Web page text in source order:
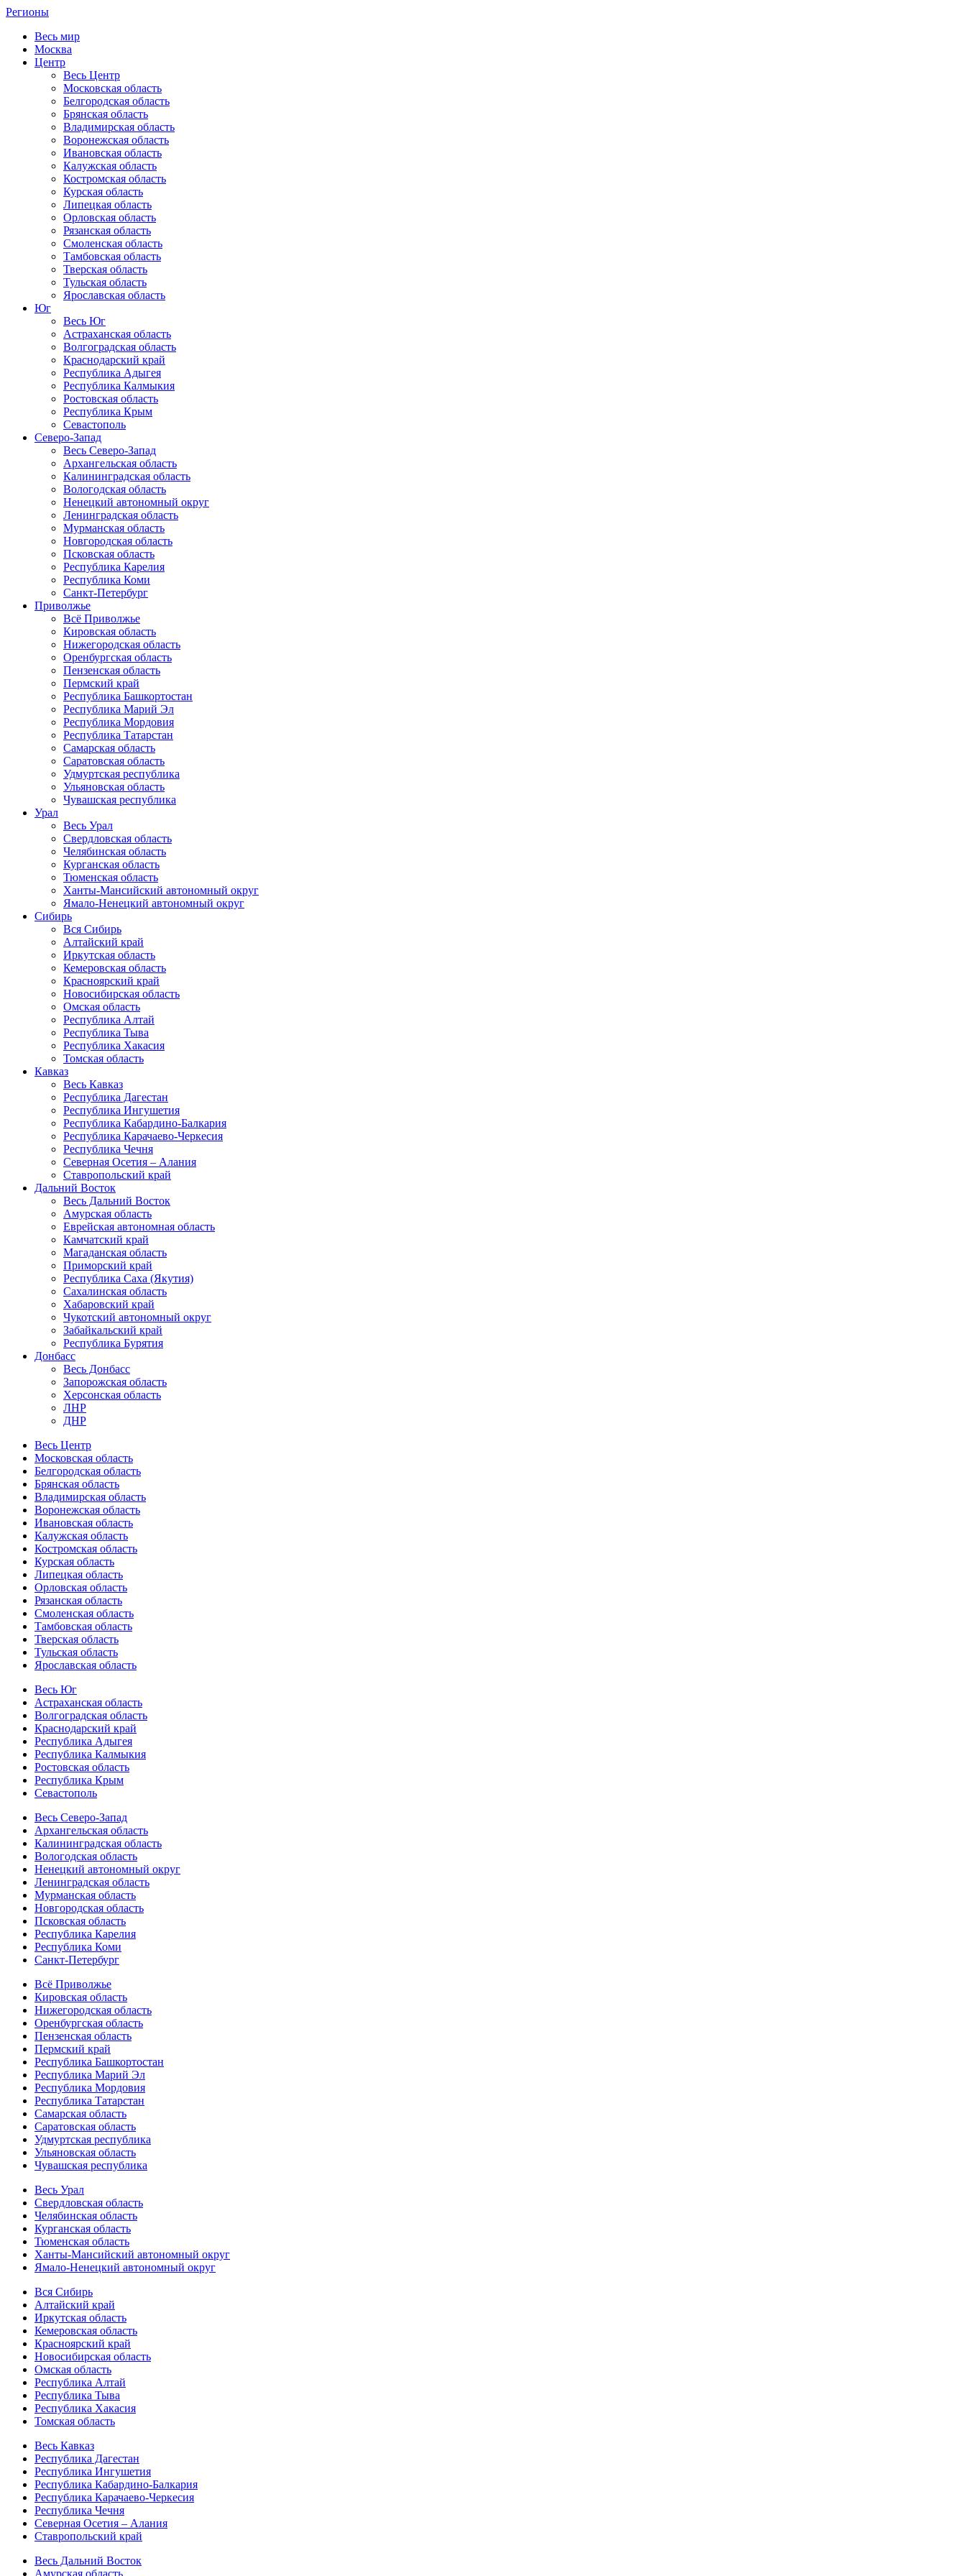
Регионы
Весь мир
Москва
Центр
Весь Центр
Московская область
Белгородская область
Брянская область
Владимирская область
Воронежская область
Ивановская область
Калужская область
Костромская область
Курская область
Липецкая область
Орловская область
Рязанская область
Смоленская область
Тамбовская область
Тверская область
Тульская область
Ярославская область
Юг
Весь Юг
Астраханская область
Волгоградская область
Краснодарский край
Республика Адыгея
Республика Калмыкия
Ростовская область
Республика Крым
Севастополь
Северо-Запад
Весь Северо-Запад
Архангельская область
Калининградская область
Вологодская область
Ненецкий автономный округ
Ленинградская область
Мурманская область
Новгородская область
Псковская область
Республика Карелия
Республика Коми
Санкт-Петербург
Приволжье
Всё Приволжье
Кировская область
Нижегородская область
Оренбургская область
Пензенская область
Пермский край
Республика Башкортостан
Республика Марий Эл
Республика Мордовия
Республика Татарстан
Самарская область
Саратовская область
Удмуртская республика
Ульяновская область
Чувашская республика
Урал
Весь Урал
Свердловская область
Челябинская область
Курганская область
Тюменская область
Ханты-Мансийский автономный округ
Ямало-Ненецкий автономный округ
Сибирь
Вся Сибирь
Алтайский край
Иркутская область
Кемеровская область
Красноярский край
Новосибирская область
Омская область
Республика Алтай
Республика Тыва
Республика Хакасия
Томская область
Кавказ
Весь Кавказ
Республика Дагестан
Республика Ингушетия
Республика Кабардино-Балкария
Республика Карачаево-Черкесия
Республика Чечня
Северная Осетия – Алания
Ставропольский край
Дальний Восток
Весь Дальний Восток
Амурская область
Еврейская автономная область
Камчатский край
Магаданская область
Приморский край
Республика Саха (Якутия)
Сахалинская область
Хабаровский край
Чукотский автономный округ
Забайкальский край
Республика Бурятия
Донбасс
Весь Донбасс
Запорожская область
Херсонская область
ЛНР
ДНР
Весь Центр
Московская область
Белгородская область
Брянская область
Владимирская область
Воронежская область
Ивановская область
Калужская область
Костромская область
Курская область
Липецкая область
Орловская область
Рязанская область
Смоленская область
Тамбовская область
Тверская область
Тульская область
Ярославская область
Весь Юг
Астраханская область
Волгоградская область
Краснодарский край
Республика Адыгея
Республика Калмыкия
Ростовская область
Республика Крым
Севастополь
Весь Северо-Запад
Архангельская область
Калининградская область
Вологодская область
Ненецкий автономный округ
Ленинградская область
Мурманская область
Новгородская область
Псковская область
Республика Карелия
Республика Коми
Санкт-Петербург
Всё Приволжье
Кировская область
Нижегородская область
Оренбургская область
Пензенская область
Пермский край
Республика Башкортостан
Республика Марий Эл
Республика Мордовия
Республика Татарстан
Самарская область
Саратовская область
Удмуртская республика
Ульяновская область
Чувашская республика
Весь Урал
Свердловская область
Челябинская область
Курганская область
Тюменская область
Ханты-Мансийский автономный округ
Ямало-Ненецкий автономный округ
Вся Сибирь
Алтайский край
Иркутская область
Кемеровская область
Красноярский край
Новосибирская область
Омская область
Республика Алтай
Республика Тыва
Республика Хакасия
Томская область
Весь Кавказ
Республика Дагестан
Республика Ингушетия
Республика Кабардино-Балкария
Республика Карачаево-Черкесия
Республика Чечня
Северная Осетия – Алания
Ставропольский край
Весь Дальний Восток
Амурская область